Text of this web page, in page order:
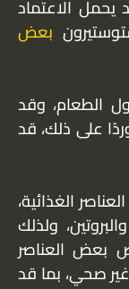
الاعتماد
بعض
الطعام، وقد
على ذلك، قد
الغذائية،
ولذلك
بعض العناصر
غير صحي، بما قد